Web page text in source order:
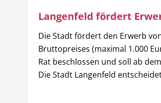
Langenfeld fördert
Die Stadt fördert den Erwerb
Bruttopreises (maximal 1.000
Rat beschlossen und soll ab
Die Stadt Langenfeld